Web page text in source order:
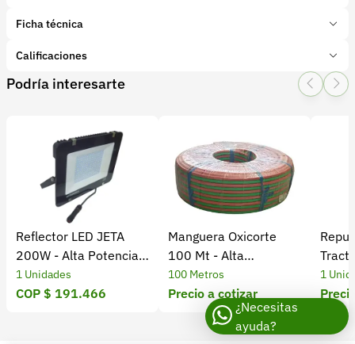
Marca: SYLVANIA
Tipo de producto:
Subcategoría:Repuestos para autos, camionetas y camiones
Ficha técnica
LED REFLECTOR JETA P23641.
Calificaciones
1 Star
2 Star
3 Star4 Star
0 calificaciones
5 Estrellas
4 Estrellas
3 Estrellas
2 Estrellas
1 Estrellas
Podría interesarte
Reflector LED JETA
200W - Alta Potencia y
Eficiencia Energética
1 Unidades
COP $ 191.466
Manguera Oxicorte
100 Mt - Alta
Resistencia y
Durabilidad
100 Metros
Precio a cotizar
1
¿Necesitas
ayuda?